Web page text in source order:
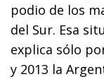
podio de los
del Sur. Esa
explica sólo
y 2013 la